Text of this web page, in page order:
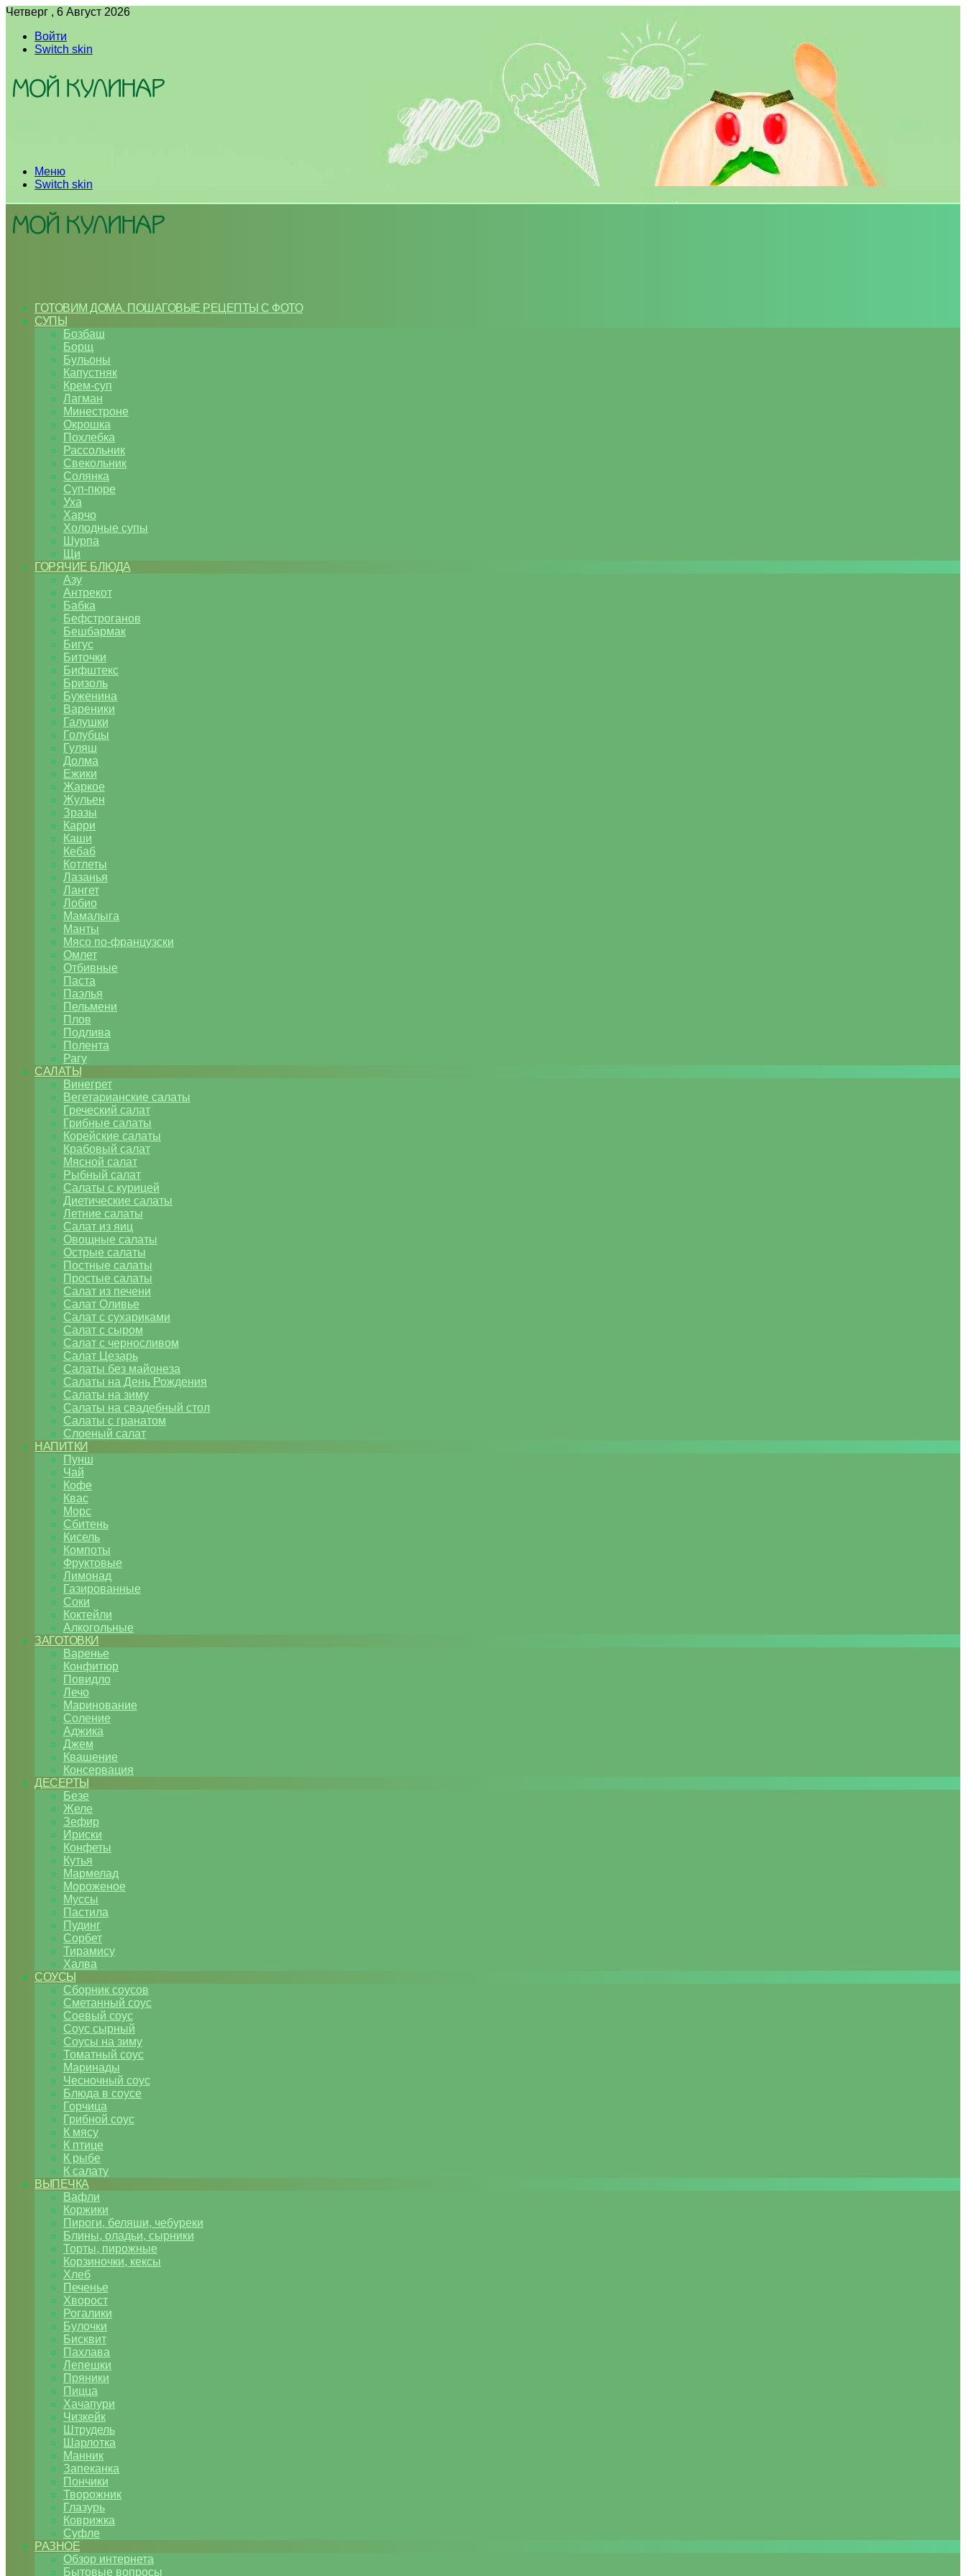
Четверг , 6 Август 2026
Войти
Switch skin
Меню
Switch skin
ГОТОВИМ ДОМА. ПОШАГОВЫЕ РЕЦЕПТЫ С ФОТО
СУПЫ
Бозбаш
Борщ
Бульоны
Капустняк
Крем-суп
Лагман
Минестроне
Окрошка
Похлебка
Рассольник
Свекольник
Солянка
Суп-пюре
Уха
Харчо
Холодные супы
Шурпа
Щи
ГОРЯЧИЕ БЛЮДА
Азу
Антрекот
Бабка
Бефстроганов
Бешбармак
Бигус
Биточки
Бифштекс
Бризоль
Буженина
Вареники
Галушки
Голубцы
Гуляш
Долма
Ежики
Жаркое
Жульен
Зразы
Карри
Каши
Кебаб
Котлеты
Лазанья
Лангет
Лобио
Мамалыга
Манты
Мясо по-французски
Омлет
Отбивные
Паста
Паэлья
Пельмени
Плов
Подлива
Полента
Рагу
САЛАТЫ
Винегрет
Вегетарианские салаты
Греческий салат
Грибные салаты
Корейские салаты
Крабовый салат
Мясной салат
Рыбный салат
Салаты с курицей
Диетические салаты
Летние салаты
Салат из яиц
Овощные салаты
Острые салаты
Постные салаты
Простые салаты
Салат из печени
Салат Оливье
Салат с сухариками
Салат с сыром
Салат с черносливом
Салат Цезарь
Салаты без майонеза
Салаты на День Рождения
Салаты на зиму
Салаты на свадебный стол
Салаты с гранатом
Слоеный салат
НАПИТКИ
Пунш
Чай
Кофе
Квас
Морс
Сбитень
Кисель
Компоты
Фруктовые
Лимонад
Газированные
Соки
Коктейли
Алкогольные
ЗАГОТОВКИ
Варенье
Конфитюр
Повидло
Лечо
Маринование
Соление
Аджика
Джем
Квашение
Консервация
ДЕСЕРТЫ
Безе
Желе
Зефир
Ириски
Конфеты
Кутья
Мармелад
Мороженое
Муссы
Пастила
Пудинг
Сорбет
Тирамису
Халва
СОУСЫ
Сборник соусов
Сметанный соус
Соевый соус
Соус сырный
Соусы на зиму
Томатный соус
Маринады
Чесночный соус
Блюда в соусе
Горчица
Грибной соус
К мясу
К птице
К рыбе
К салату
ВЫПЕЧКА
Вафли
Коржики
Пироги, беляши, чебуреки
Блины, оладьи, сырники
Торты, пирожные
Корзиночки, кексы
Хлеб
Печенье
Хворост
Рогалики
Булочки
Бисквит
Пахлава
Лепешки
Пряники
Пицца
Хачапури
Чизкейк
Штрудель
Шарлотка
Манник
Запеканка
Пончики
Творожник
Глазурь
Коврижка
Суфле
РАЗНОЕ
Обзор интернета
Бытовые вопросы